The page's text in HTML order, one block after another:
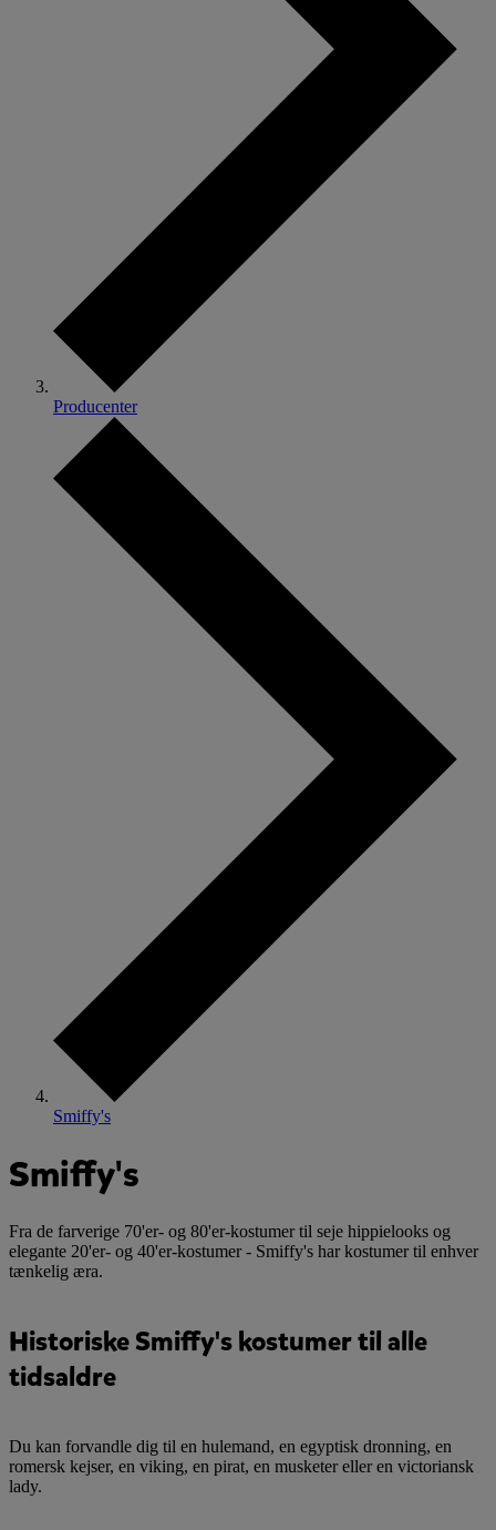
Producenter
Smiffy's
Smiffy's
Fra de farverige 70'er- og 80'er-kostumer til seje hippielooks og
elegante 20'er- og 40'er-kostumer - Smiffy's har kostumer til enhver
tænkelig æra.
Historiske Smiffy's kostumer til alle
tidsaldre
Du kan forvandle dig til en hulemand, en egyptisk dronning, en
romersk kejser, en viking, en pirat, en musketer eller en victoriansk
lady.